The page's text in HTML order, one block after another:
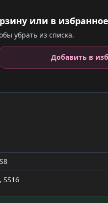
или в избранное
убрать из списка.
Добавить в
SS16